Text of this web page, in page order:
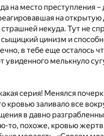
на место преступления
на
некуда. Тут не
цинизм и
в тебе еще осталось
мелькнуло
серия! Менялся
кровью заливало все
в давно
то, похоже, кровью